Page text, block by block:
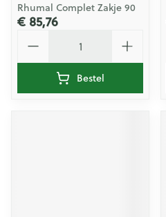
Rhumal Complet Zakje 90
€ 85,76
Bestel